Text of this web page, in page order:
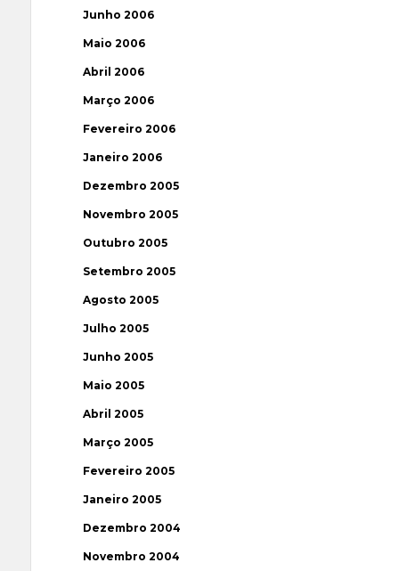
Junho 2006
Maio 2006
Abril 2006
Março 2006
Fevereiro 2006
Janeiro 2006
Dezembro 2005
Novembro 2005
Outubro 2005
Setembro 2005
Agosto 2005
Julho 2005
Junho 2005
Maio 2005
Abril 2005
Março 2005
Fevereiro 2005
Janeiro 2005
Dezembro 2004
Novembro 2004